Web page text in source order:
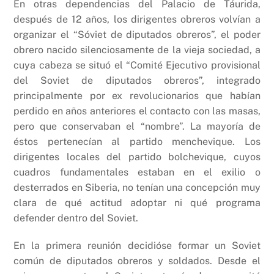
En otras dependencias del Palacio de Táurida,
después de 12 años, los dirigentes obreros volvían a
organizar el “Sóviet de diputados obreros”, el poder
obrero nacido silenciosamente de la vieja sociedad, a
cuya cabeza se situó el “Comité Ejecutivo provisional
del Soviet de diputados obreros”, integrado
principalmente por ex revolucionarios que habían
perdido en años anteriores el contacto con las masas,
pero que conservaban el “nombre”. La mayoría de
éstos pertenecían al partido menchevique. Los
dirigentes locales del partido bolchevique, cuyos
cuadros fundamentales estaban en el exilio o
desterrados en Siberia, no tenían una concepción muy
clara de qué actitud adoptar ni qué programa
defender dentro del Soviet.
En la primera reunión decidióse formar un Soviet
común de diputados obreros y soldados. Desde el